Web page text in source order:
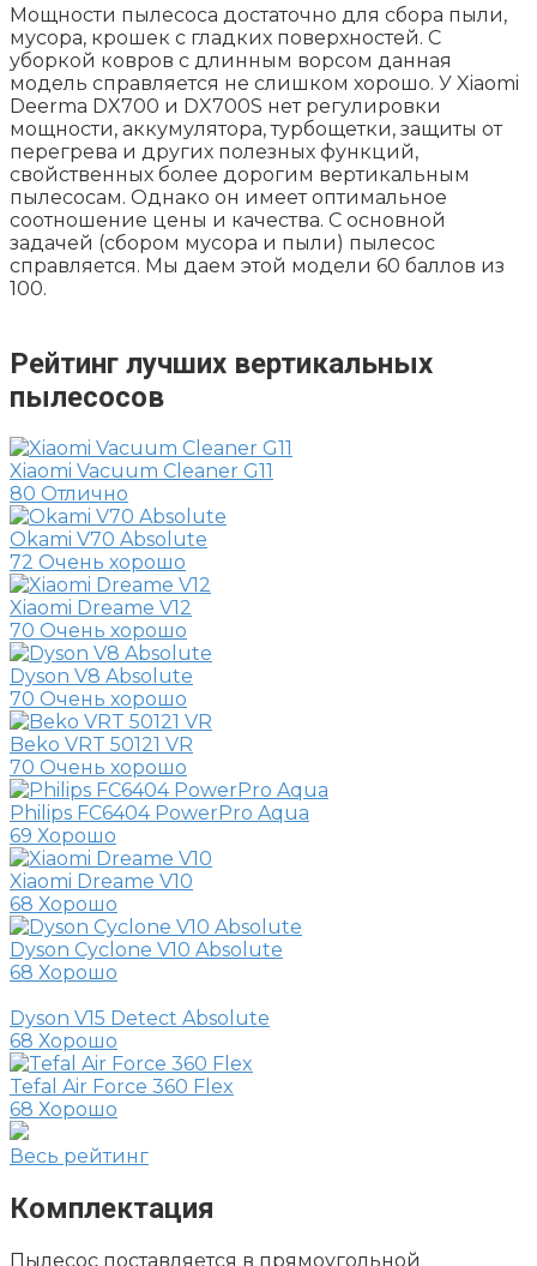
Мощности пылесоса достаточно для сбора пыли,
мусора, крошек с гладких поверхностей. С
уборкой ковров с длинным ворсом данная
модель справляется не слишком хорошо. У Xiaomi
Deerma DX700 и DX700S нет регулировки
мощности, аккумулятора, турбощетки, защиты от
перегрева и других полезных функций,
свойственных более дорогим вертикальным
пылесосам. Однако он имеет оптимальное
соотношение цены и качества. С основной
задачей (сбором мусора и пыли) пылесос
справляется. Мы даем этой модели 60 баллов из
100.
Рейтинг лучших вертикальных
пылесосов
Xiaomi Vacuum Cleaner G11
80 Отлично
Okami V70 Absolute
72 Очень хорошо
Xiaomi Dreame V12
70 Очень хорошо
Dyson V8 Absolute
70 Очень хорошо
Beko VRT 50121 VR
70 Очень хорошо
Philips FC6404 PowerPro Aqua
69 Хорошо
Xiaomi Dreame V10
68 Хорошо
Dyson Cyclone V10 Absolute
68 Хорошо
Dyson V15 Detect Absolute
68 Хорошо
Tefal Air Force 360 Flex
68 Хорошо
Весь рейтинг
Комплектация
Пылесос поставляется в прямоугольной